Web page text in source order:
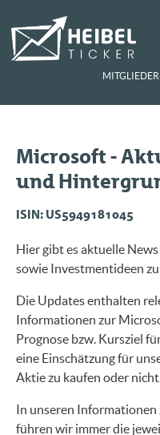
Microsoft -
und
ISIN: US5949181045
Hier gibt es aktuelle
sowie Investmentideen
Die Updates enthalten
Informationen zur
Prognose bzw. Kursziel
eine Einschätzung für
Aktie zu kaufen oder nicht.
In unseren Informationen
führen wir immer die